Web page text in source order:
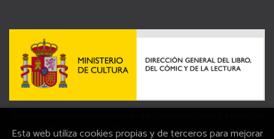
la Direcció General del Llibre, del Còmic i de la Lectura.
Esta web utiliza cookies propias y de terceros para mejorar